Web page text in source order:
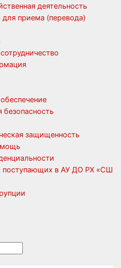
деятельность
для приема (перевода)
защищенность
поступающих в АУ ДО РХ «СШ